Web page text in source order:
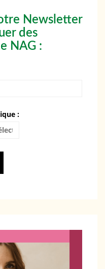
Newsletter
des
NAG :
: